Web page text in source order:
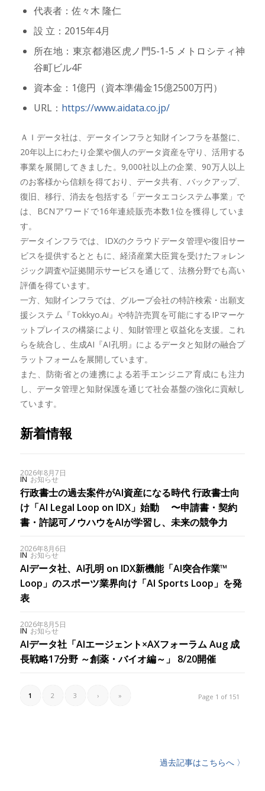
代表者：佐々木 隆仁
設 立：2015年4月
所在地：東京都港区虎ノ門5-1-5 メトロシティ神
谷町ビル4F
資本金：1億円（資本準備金15億2500万円）
URL： https://www.aidata.co.jp/
ＡＩデータ社は、データインフラと知財インフラを基盤に、
20年以上にわたり企業や個人のデータ資産を守り、活用する
事業を展開してきました。9,000社以上の企業、90万人以上
のお客様から信頼を得ており、データ共有、バックアップ、
復旧、移行、消去を包括する「データエコシステム事業」で
は、BCNアワードで16年連続販売本数1位を獲得していま
す。
データインフラでは、IDXのクラウドデータ管理や復旧サー
ビスを提供するとともに、経済産業大臣賞を受けたフォレン
ジック調査や証拠開示サービスを通じて、法務分野でも高い
評価を得ています。
一方、知財インフラでは、グループ会社の特許検索・出願支
援システム『Tokkyo.Ai』や特許売買を可能にするIPマーケ
ットプレイスの構築により、知財管理と収益化を支援。これ
らを統合し、生成AI『AI孔明』によるデータと知財の融合プ
ラットフォームを展開しています。
また、防衛省との連携による若手エンジニア育成にも注力
し、データ管理と知財保護を通じて社会基盤の強化に貢献し
ています。
新着情報
2026年8月7日
IN お知らせ
行政書士の過去案件がAI資産になる時代 行政書士向
け「AI Legal Loop on IDX」始動 〜申請書・契約
書・許認可ノウハウをAIが学習し、未来の競争力
2026年8月6日
IN お知らせ
AIデータ社、AI孔明 on IDX新機能「AI突合作業™︎
Loop」のスポーツ業界向け「AI Sports Loop」を発
表
2026年8月5日
IN お知らせ
AIデータ社「AIエージェント×AXフォーラム Aug 成
長戦略17分野 ～創薬・バイオ編～」 8/20開催
Page 1 of 151
1 2 3 › »
過去記事はこちらへ 〉